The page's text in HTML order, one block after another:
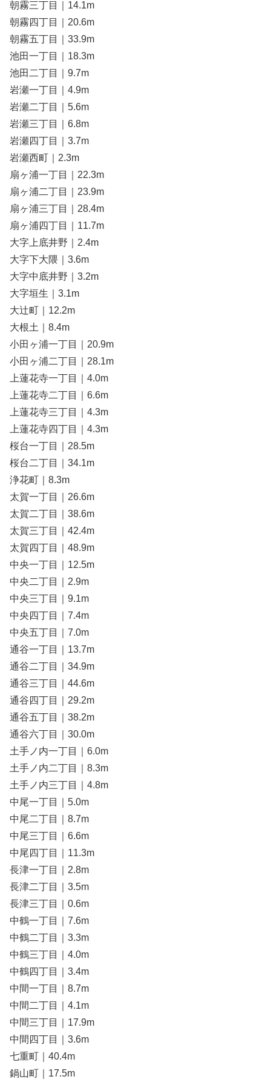
朝霧三丁目｜14.1m
朝霧四丁目｜20.6m
朝霧五丁目｜33.9m
池田一丁目｜18.3m
池田二丁目｜9.7m
岩瀬一丁目｜4.9m
岩瀬二丁目｜5.6m
岩瀬三丁目｜6.8m
岩瀬四丁目｜3.7m
岩瀬西町｜2.3m
扇ヶ浦一丁目｜22.3m
扇ヶ浦二丁目｜23.9m
扇ヶ浦三丁目｜28.4m
扇ヶ浦四丁目｜11.7m
大字上底井野｜2.4m
大字下大隈｜3.6m
大字中底井野｜3.2m
大字垣生｜3.1m
大辻町｜12.2m
大根土｜8.4m
小田ヶ浦一丁目｜20.9m
小田ヶ浦二丁目｜28.1m
上蓮花寺一丁目｜4.0m
上蓮花寺二丁目｜6.6m
上蓮花寺三丁目｜4.3m
上蓮花寺四丁目｜4.3m
桜台一丁目｜28.5m
桜台二丁目｜34.1m
浄花町｜8.3m
太賀一丁目｜26.6m
太賀二丁目｜38.6m
太賀三丁目｜42.4m
太賀四丁目｜48.9m
中央一丁目｜12.5m
中央二丁目｜2.9m
中央三丁目｜9.1m
中央四丁目｜7.4m
中央五丁目｜7.0m
通谷一丁目｜13.7m
通谷二丁目｜34.9m
通谷三丁目｜44.6m
通谷四丁目｜29.2m
通谷五丁目｜38.2m
通谷六丁目｜30.0m
土手ノ内一丁目｜6.0m
土手ノ内二丁目｜8.3m
土手ノ内三丁目｜4.8m
中尾一丁目｜5.0m
中尾二丁目｜8.7m
中尾三丁目｜6.6m
中尾四丁目｜11.3m
長津一丁目｜2.8m
長津二丁目｜3.5m
長津三丁目｜0.6m
中鶴一丁目｜7.6m
中鶴二丁目｜3.3m
中鶴三丁目｜4.0m
中鶴四丁目｜3.4m
中間一丁目｜8.7m
中間二丁目｜4.1m
中間三丁目｜17.9m
中間四丁目｜3.6m
七重町｜40.4m
鍋山町｜17.5m